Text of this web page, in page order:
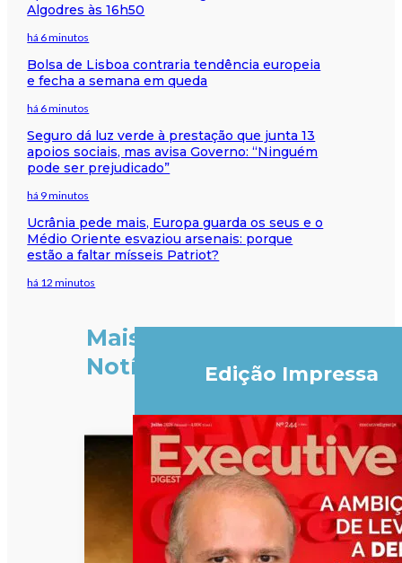
Algodres às 16h50
há 6 minutos
Bolsa de Lisboa contraria tendência europeia
e fecha a semana em queda
há 6 minutos
Seguro dá luz verde à prestação que junta 13
apoios sociais, mas avisa Governo: “Ninguém
pode ser prejudicado”
há 9 minutos
Ucrânia pede mais, Europa guarda os seus e o
Médio Oriente esvaziou arsenais: porque
estão a faltar mísseis Patriot?
há 12 minutos
Mais
Notícias
Edição Impressa